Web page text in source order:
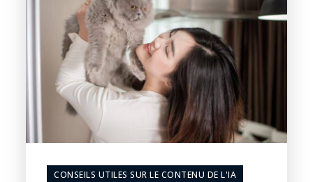
CONSEILS UTILES SUR LE CONTENU DE L'IA